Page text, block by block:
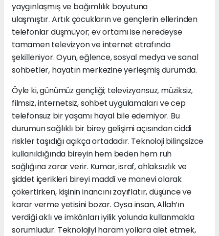
yaygınlaşmış ve bağımlılık boyutuna
ulaşmıştır. Artık çocukların ve gençlerin ellerinden
telefonlar düşmüyor; ev ortamı ise neredeyse
tamamen televizyon ve internet etrafında
şekilleniyor. Oyun, eğlence, sosyal medya ve sanal
sohbetler, hayatın merkezine yerleşmiş durumda.
Öyle ki, günümüz gençliği; televizyonsuz, müziksiz,
filmsiz, internetsiz, sohbet uygulamaları ve cep
telefonsuz bir yaşamı hayal bile edemiyor. Bu
durumun sağlıklı bir birey gelişimi açısından ciddi
riskler taşıdığı açıkça ortadadır. Teknoloji bilinçsizce
kullanıldığında bireyin hem beden hem ruh
sağlığına zarar verir. Kumar, israf, ahlaksızlık ve
şiddet içerikleri bireyi maddî ve manevi olarak
çökertirken, kişinin inancını zayıflatır, düşünce ve
karar verme yetisini bozar. Oysa insan, Allah’ın
verdiği aklı ve imkânları iyilik yolunda kullanmakla
sorumludur. Teknolojiyi haram yollara alet etmek,